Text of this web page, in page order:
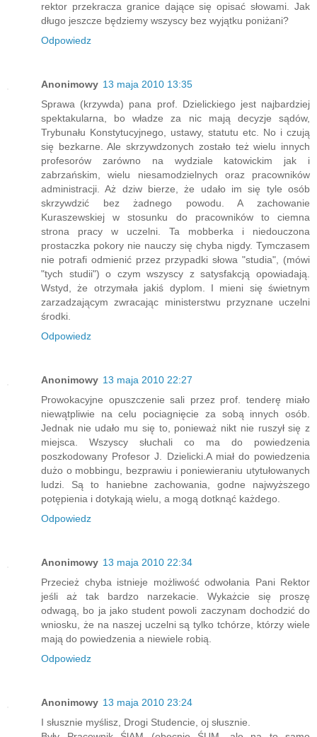
rektor przekracza granice dające się opisać słowami. Jak
długo jeszcze będziemy wszyscy bez wyjątku poniżani?
Odpowiedz
Anonimowy 13 maja 2010 13:35
Sprawa (krzywda) pana prof. Dzielickiego jest najbardziej
spektakularna, bo władze za nic mają decyzje sądów,
Trybunału Konstytucyjnego, ustawy, statutu etc. No i czują
się bezkarne. Ale skrzywdzonych zostało też wielu innych
profesorów zarówno na wydziale katowickim jak i
zabrzańskim, wielu niesamodzielnych oraz pracowników
administracji. Aż dziw bierze, że udało im się tyle osób
skrzywdzić bez żadnego powodu. A zachowanie
Kuraszewskiej w stosunku do pracowników to ciemna
strona pracy w uczelni. Ta mobberka i niedouczona
prostaczka pokory nie nauczy się chyba nigdy. Tymczasem
nie potrafi odmienić przez przypadki słowa "studia", (mówi
"tych studii") o czym wszyscy z satysfakcją opowiadają.
Wstyd, że otrzymała jakiś dyplom. I mieni się świetnym
zarzadzającym zwracając ministerstwu przyznane uczelni
środki.
Odpowiedz
Anonimowy 13 maja 2010 22:27
Prowokacyjne opuszczenie sali przez prof. tenderę miało
niewątpliwie na celu pociagnięcie za sobą innych osób.
Jednak nie udało mu się to, ponieważ nikt nie ruszył się z
miejsca. Wszyscy słuchali co ma do powiedzenia
poszkodowany Profesor J. Dzielicki.A miał do powiedzenia
dużo o mobbingu, bezprawiu i poniewieraniu utytułowanych
ludzi. Są to haniebne zachowania, godne najwyższego
potępienia i dotykają wielu, a mogą dotknąć każdego.
Odpowiedz
Anonimowy 13 maja 2010 22:34
Przecież chyba istnieje możliwość odwołania Pani Rektor
jeśli aż tak bardzo narzekacie. Wykażcie się proszę
odwagą, bo ja jako student powoli zaczynam dochodzić do
wniosku, że na naszej uczelni są tylko tchórze, którzy wiele
mają do powiedzenia a niewiele robią.
Odpowiedz
Anonimowy 13 maja 2010 23:24
I słusznie myślisz, Drogi Studencie, oj słusznie.